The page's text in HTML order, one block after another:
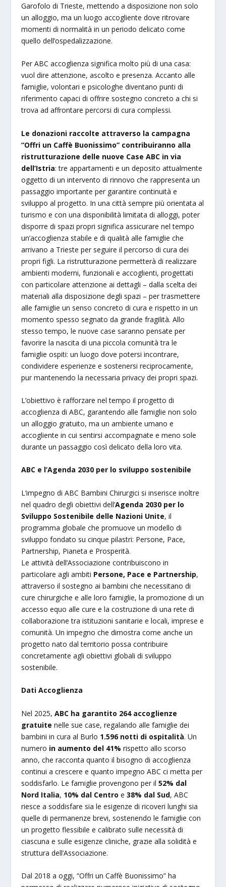
Garofolo di Trieste, mettendo a disposizione non solo
un alloggio, ma un luogo accogliente dove ritrovare
momenti di normalità in un periodo delicato come
quello dell’ospedalizzazione.
Per ABC accoglienza significa molto più di una casa:
vuol dire attenzione, ascolto e presenza. Accanto alle
famiglie, volontari e psicologhe diventano punti di
riferimento capaci di offrire sostegno concreto a chi si
trova ad affrontare percorsi di cura complessi.
Le donazioni raccolte attraverso la campagna
“Offri un Caffè Buonissimo” contribuiranno alla
ristrutturazione delle nuove Case ABC in via
dell’Istria: tre appartamenti e un deposito attualmente
oggetto di un intervento di rinnovo che rappresenta un
passaggio importante per garantire continuità e
sviluppo al progetto. In una città sempre più orientata al
turismo e con una disponibilità limitata di alloggi, poter
disporre di spazi propri significa assicurare nel tempo
un’accoglienza stabile e di qualità alle famiglie che
arrivano a Trieste per seguire il percorso di cura dei
propri figli. La ristrutturazione permetterà di realizzare
ambienti moderni, funzionali e accoglienti, progettati
con particolare attenzione ai dettagli – dalla scelta dei
materiali alla disposizione degli spazi – per trasmettere
alle famiglie un senso concreto di cura e rispetto in un
momento spesso segnato da grande fragilità. Allo
stesso tempo, le nuove case saranno pensate per
favorire la nascita di una piccola comunità tra le
famiglie ospiti: un luogo dove potersi incontrare,
condividere esperienze e sostenersi reciprocamente,
pur mantenendo la necessaria privacy dei propri spazi.
L’obiettivo è rafforzare nel tempo il progetto di
accoglienza di ABC, garantendo alle famiglie non solo
un alloggio gratuito, ma un ambiente umano e
accogliente in cui sentirsi accompagnate e meno sole
durante un passaggio così delicato della loro vita.
ABC e l’Agenda 2030 per lo sviluppo sostenibile
L’impegno di ABC Bambini Chirurgici si inserisce inoltre
nel quadro degli obiettivi dell’Agenda 2030 per lo
Sviluppo Sostenibile delle Nazioni Unite, il
programma globale che promuove un modello di
sviluppo fondato su cinque pilastri: Persone, Pace,
Partnership, Pianeta e Prosperità.
Le attività dell’Associazione contribuiscono in
particolare agli ambiti Persone, Pace e Partnership,
attraverso il sostegno ai bambini che necessitano di
cure chirurgiche e alle loro famiglie, la promozione di un
accesso equo alle cure e la costruzione di una rete di
collaborazione tra istituzioni sanitarie e locali, imprese e
comunità. Un impegno che dimostra come anche un
progetto nato dal territorio possa contribuire
concretamente agli obiettivi globali di sviluppo
sostenibile.
Dati Accoglienza
Nel 2025,ABC ha garantito 264 accoglienze
gratuite nelle sue case, regalando alle famiglie dei
bambini in cura al Burlo 1.596 notti di ospitalità. Un
numero in aumento del 41% rispetto allo scorso
anno, che racconta quanto il bisogno di accoglienza
continui a crescere e quanto impegno ABC ci metta per
soddisfarlo. Le famiglie provengono per il52% dal
Nord Italia, 10% dal Centro e38% dal Sud, ABC
riesce a soddisfare sia le esigenze di ricoveri lunghi sia
quelle di permanenze brevi, sostenendo le famiglie con
un progetto flessibile e calibrato sulle necessità di
ciascuna e sulle esigenze cliniche, grazie alla solidità e
struttura dell’Associazione.
Dal 2018 a oggi, “Offri un Caffè Buonissimo” ha